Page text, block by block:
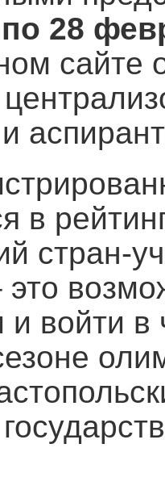
по 28
сайте
в
стран-
это
и войти